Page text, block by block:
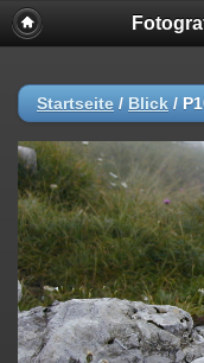
Startseite / Blick /